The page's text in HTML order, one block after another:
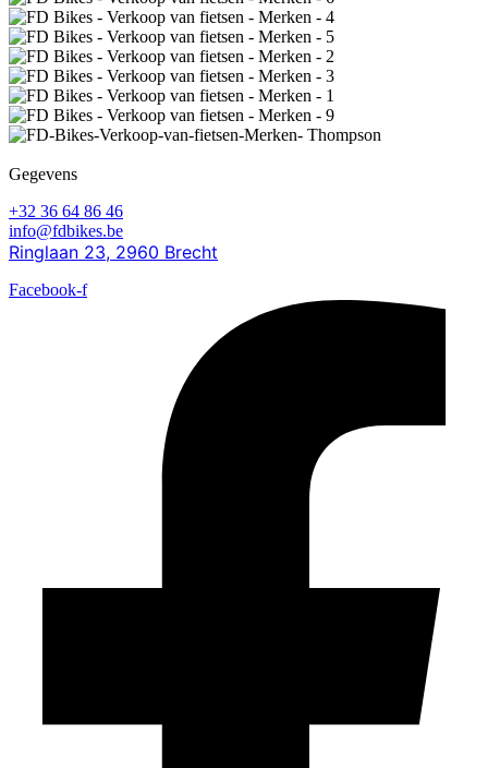
Gegevens
+32 36 64 86 46
info@fdbikes.be
Ringlaan 23, 2960 Brecht
Facebook-f